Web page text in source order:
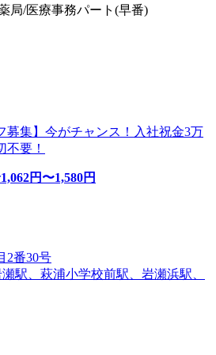
局/医療事務パート(早番)
募集】今がチャンス！入社祝金3万
要！
1,062円〜1,580円
2番30号
駅、萩浦小学校前駅、岩瀬浜駅、